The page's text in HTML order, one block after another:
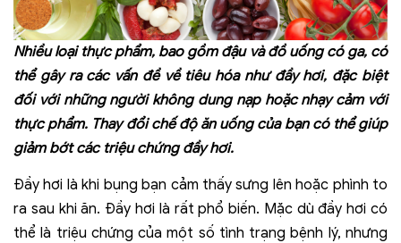
Nhiều loại thực phẩm, bao gồm đậu và đồ uống có ga, có
thể gây ra các vấn đề về tiêu hóa như đầy hơi, đặc biệt
đối với những người không dung nạp hoặc nhạy cảm với
thực phẩm. Thay đổi chế độ ăn uống của bạn có thể giúp
giảm bớt các triệu chứng đầy hơi.
Đầy hơi là khi bụng bạn cảm thấy sưng lên hoặc phình to
ra sau khi ăn. Đầy hơi là rất phổ biến. Mặc dù đầy hơi có
thể là triệu chứng của một số tình trạng bệnh lý, nhưng